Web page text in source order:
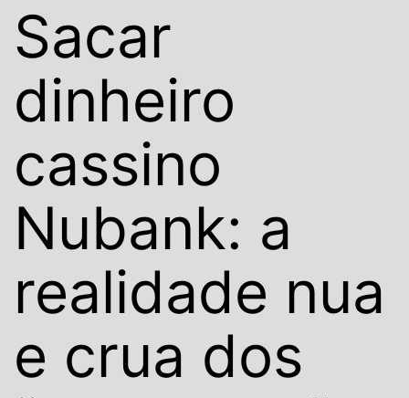
Sacar
dinheiro
cassino
Nubank: a
realidade nua
e crua dos